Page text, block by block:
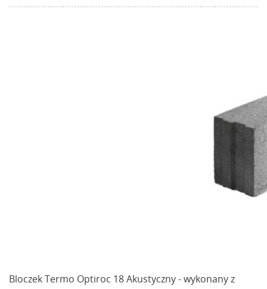
Bloczek Termo Optiroc 18 Akustyczny - wykonany z